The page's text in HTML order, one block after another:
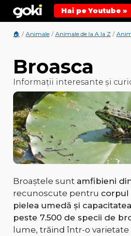
Hai pe Youtube »
🏠 / Animale / Animale de la A la Z /
Broasca
Informații interesante și
Broaștele sunt amfibieni
recunoscute pentru corpul
pielea umedă și
peste 7.500 de specii de
lume, trăind într-o